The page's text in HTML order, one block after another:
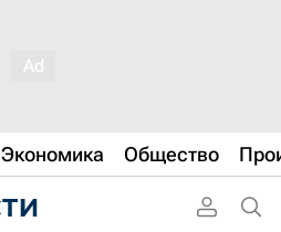
Экономика Общество